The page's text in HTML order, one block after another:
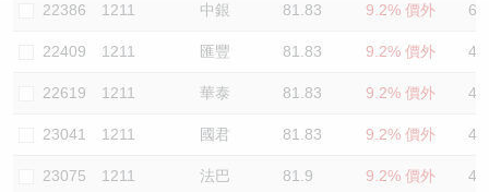
22386 1211 中銀 81.83 9.2% 價外
22409 1211 匯豐 81.83 9.2% 價外
22619 1211 華泰 81.83 9.2% 價外
23041 1211 國君 81.83 9.2% 價外
23075 1211 法巴 81.9 9.2% 價外
認股證文件及公告
牛熊證分析儀
牛熊證文件及公告
牛熊證文件及公告 (瑞信)
AH 股價對照
ADR
收市競價變化